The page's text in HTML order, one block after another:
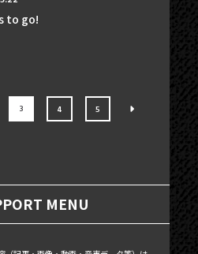
to go!
3 4 5
MENU